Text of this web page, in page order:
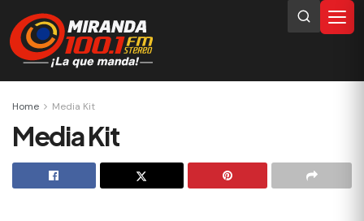
Home Media Kit
Media Kit